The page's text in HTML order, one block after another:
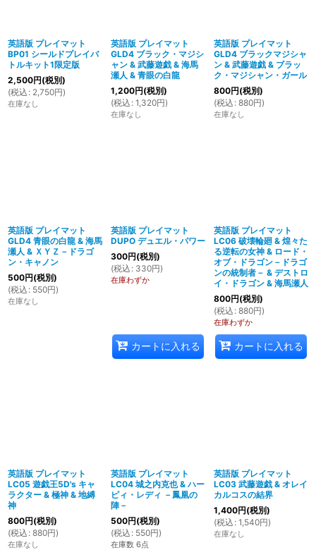
英語版 プレイマット
BP01 シールドプレイバ
トルキット1限定版
2,500円(税別)
(税込 : 2,750円)
在庫なし
英語版 プレイマット
GLD4 ブラック・マジシ
ャン & 武藤遊戯 & 海馬
瀬人 & 青眼の白龍
1,200円(税別)
(税込 : 1,320円)
在庫なし
英語版 プレイマット
GLD4 ブラックマジシャ
ン & 武藤遊戯 & ブラッ
ク・マジシャン・ガール
800円(税別)
(税込 : 880円)
在庫なし
英語版 プレイマット
GLD4 青眼の白龍 & 海馬
瀬人 & ＸＹＺ－ドラゴ
ン・キャノン
500円(税別)
(税込 : 550円)
在庫なし
英語版 プレイマット
DUPO デュエル・パワー
300円(税別)
(税込 : 330円)
在庫わずか
カートに入れる
英語版 プレイマット
LC06 破壊輪廻 & 煌々た
る逆転の女神 & ロード・
オブ・ドラゴン－ドラゴ
ンの統制者－ & デストロ
イ・ドラゴン & 海馬瀬人
800円(税別)
(税込 : 880円)
在庫わずか
カートに入れる
英語版 プレイマット
LC05 遊戯王5D's キャ
ラクター & 極神 & 地縛
神
800円(税別)
(税込 : 880円)
在庫なし
英語版 プレイマット
LC04 城之内克也 & ハー
ピィ・レディ －鳳凰の
陣－
500円(税別)
(税込 : 550円)
在庫数 6点
英語版 プレイマット
LC03 武藤遊戯 & オレイ
カルコスの結界
1,400円(税別)
(税込 : 1,540円)
在庫なし